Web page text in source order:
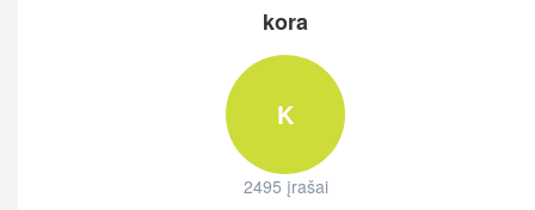
kora
K
2495 įrašai